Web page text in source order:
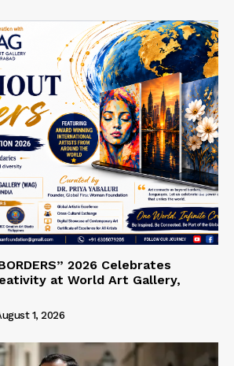
2026 Celebrates
at World Art Gallery,
1, 2026